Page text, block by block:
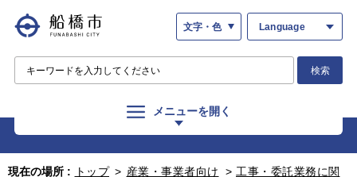
文字・色 Language
検索
メニューを開く
現在の場所 : トップ > 産業・事業者向け > 工事・委託業務に関